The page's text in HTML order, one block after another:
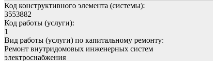
Код конструктивного элемента (системы):
3553882
Код работы (услуги):
1
Вид работы (услуги) по капитальному ремонту:
Ремонт внутридомовых инженерных систем
электроснабжения